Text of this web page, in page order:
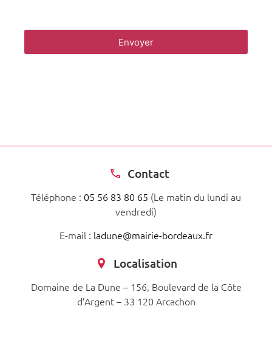
Envoyer
Contact
Téléphone : 05 56 83 80 65 (Le matin du lundi au
vendredi)
E-mail : ladune@mairie-bordeaux.fr
Localisation
Domaine de La Dune – 156, Boulevard de la Côte
d’Argent – 33 120 Arcachon